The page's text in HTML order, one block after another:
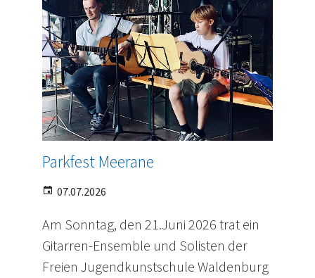
Parkfest Meerane
07.07.2026
Am Sonntag, den 21.Juni 2026 trat ein
Gitarren-Ensemble und Solisten der
Freien Jugendkunstschule Waldenburg